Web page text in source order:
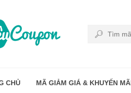
CHỦ MÃ GIẢM GIÁ & KHUYẾN